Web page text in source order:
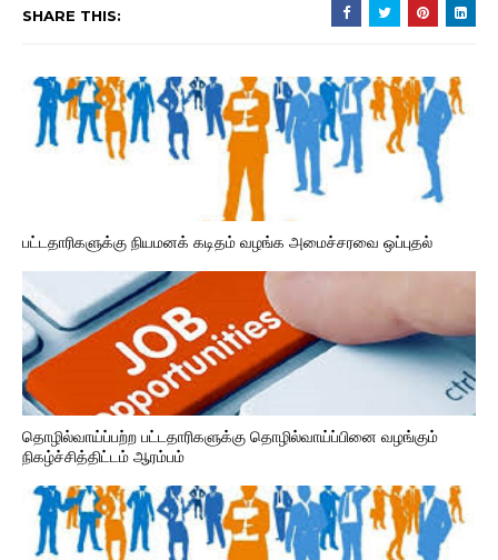
SHARE THIS:
பட்டதாரிகளுக்கு நியமனக் கடிதம் வழங்க அமைச்சரவை ஒப்புதல்
தொழில்வாய்ப்பற்ற பட்டதாரிகளுக்கு தொழில்வாய்ப்பினை வழங்கும்
நிகழ்ச்சித்திட்டம் ஆரம்பம்